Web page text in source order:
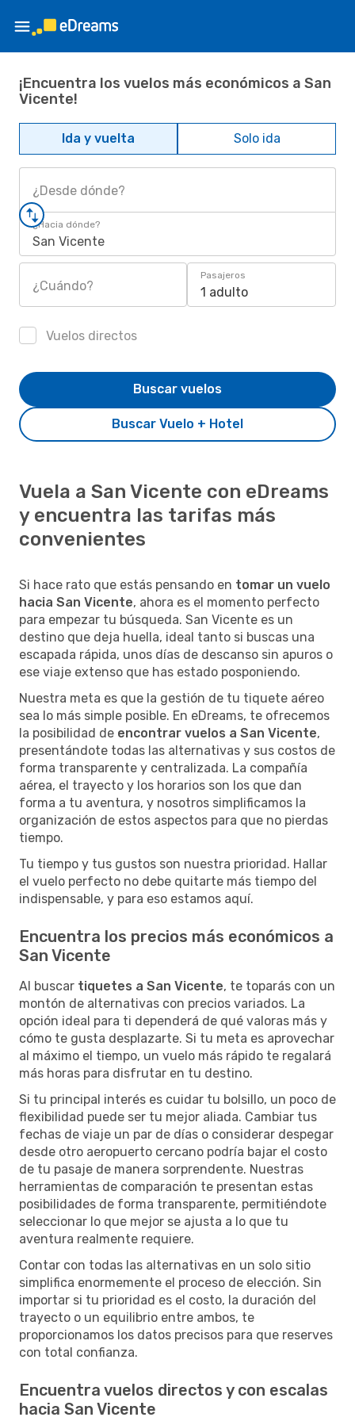
¡Encuentra los vuelos más económicos a San
Vicente!
Ida y vuelta Solo ida
¿Desde dónde?
¿Hacia dónde?
San Vicente
¿Cuándo?
Pasajeros
1 adulto
Vuelos directos
Buscar Vuelo + Hotel
Buscar vuelos
Vuela a San Vicente con eDreams
y encuentra las tarifas más
convenientes
Si hace rato que estás pensando en tomar un vuelo
hacia San Vicente, ahora es el momento perfecto
para empezar tu búsqueda. San Vicente es un
destino que deja huella, ideal tanto si buscas una
escapada rápida, unos días de descanso sin apuros o
ese viaje extenso que has estado posponiendo.
Nuestra meta es que la gestión de tu tiquete aéreo
sea lo más simple posible. En eDreams, te ofrecemos
la posibilidad de encontrar vuelos a San Vicente,
presentándote todas las alternativas y sus costos de
forma transparente y centralizada. La compañía
aérea, el trayecto y los horarios son los que dan
forma a tu aventura, y nosotros simplificamos la
organización de estos aspectos para que no pierdas
tiempo.
Tu tiempo y tus gustos son nuestra prioridad. Hallar
el vuelo perfecto no debe quitarte más tiempo del
indispensable, y para eso estamos aquí.
Encuentra los precios más económicos a
San Vicente
Al buscar tiquetes a San Vicente, te toparás con un
montón de alternativas con precios variados. La
opción ideal para ti dependerá de qué valoras más y
cómo te gusta desplazarte. Si tu meta es aprovechar
al máximo el tiempo, un vuelo más rápido te regalará
más horas para disfrutar en tu destino.
Si tu principal interés es cuidar tu bolsillo, un poco de
flexibilidad puede ser tu mejor aliada. Cambiar tus
fechas de viaje un par de días o considerar despegar
desde otro aeropuerto cercano podría bajar el costo
de tu pasaje de manera sorprendente. Nuestras
herramientas de comparación te presentan estas
posibilidades de forma transparente, permitiéndote
seleccionar lo que mejor se ajusta a lo que tu
aventura realmente requiere.
Contar con todas las alternativas en un solo sitio
simplifica enormemente el proceso de elección. Sin
importar si tu prioridad es el costo, la duración del
trayecto o un equilibrio entre ambos, te
proporcionamos los datos precisos para que reserves
con total confianza.
Encuentra vuelos directos y con escalas
hacia San Vicente